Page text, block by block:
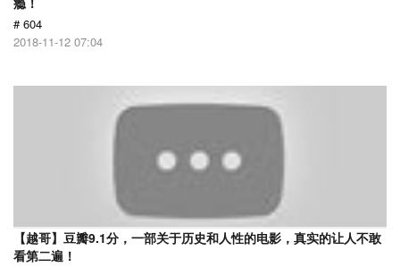
# 604
2018-11-12 07:04
【越哥】豆瓣9.1分，一部关于历史和人性的电影，真实的让人不敢
看第二遍！